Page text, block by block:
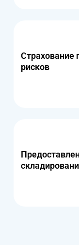
Страхование
рисков